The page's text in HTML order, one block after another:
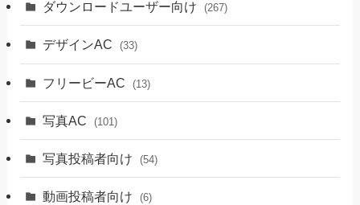
ダウンロードユーザー向け (267)
デザインAC (33)
フリービーAC (13)
写真AC (101)
写真投稿者向け (54)
動画投稿者向け (6)